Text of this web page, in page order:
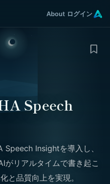
About ログイン
Speech
Speech Insightを導入し、
がリアルタイムで書き起こ
と品質向上を実現。